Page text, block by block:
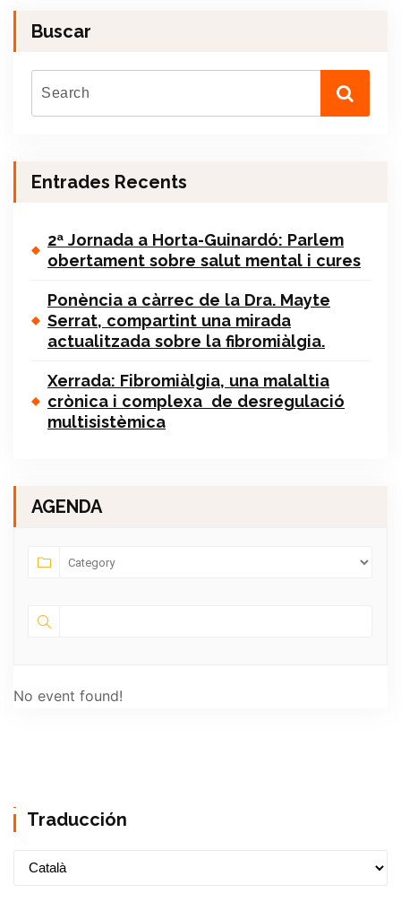
Buscar
Entrades Recents
2ª Jornada a Horta-Guinardó: Parlem
obertament sobre salut mental i cures
Ponència a càrrec de la Dra. Mayte
Serrat, compartint una mirada
actualitzada sobre la fibromiàlgia.
Xerrada: Fibromiàlgia, una malaltia
crònica i complexa de desregulació
multisistèmica
AGENDA
No event found!
Traducción